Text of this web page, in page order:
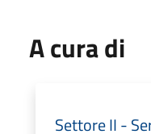
A cura di
Settore II -